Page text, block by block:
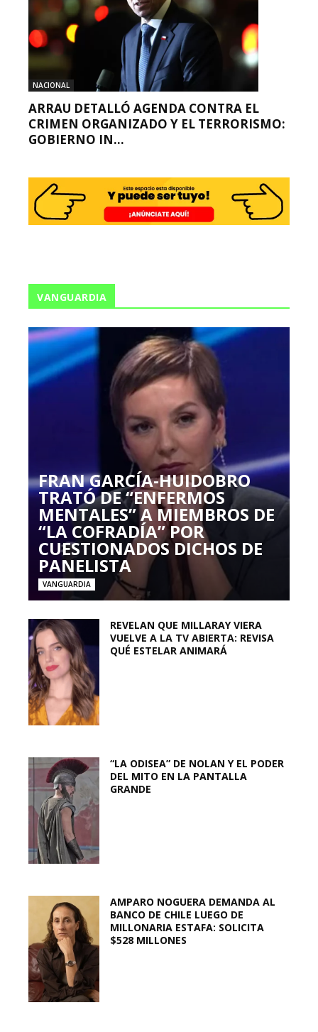
NACIONAL
ARRAU DETALLÓ AGENDA CONTRA EL
CRIMEN ORGANIZADO Y EL TERRORISMO:
GOBIERNO IN...
VANGUARDIA
FRAN GARCÍA-HUIDOBRO
TRATÓ DE “ENFERMOS
MENTALES” A MIEMBROS DE
“LA COFRADÍA” POR
CUESTIONADOS DICHOS DE
PANELISTA
VANGUARDIA
REVELAN QUE MILLARAY VIERA
VUELVE A LA TV ABIERTA: REVISA
QUÉ ESTELAR ANIMARÁ
“LA ODISEA” DE NOLAN Y EL PODER
DEL MITO EN LA PANTALLA
GRANDE
AMPARO NOGUERA DEMANDA AL
BANCO DE CHILE LUEGO DE
MILLONARIA ESTAFA: SOLICITA
$528 MILLONES